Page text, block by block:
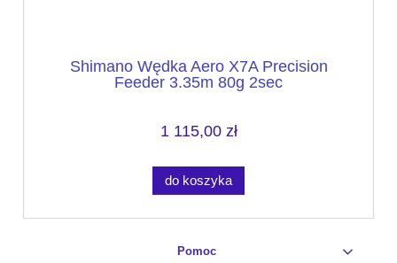
Shimano Wędka Aero X7A Precision
Feeder 3.35m 80g 2sec
1 115,00 zł
do koszyka
Pomoc